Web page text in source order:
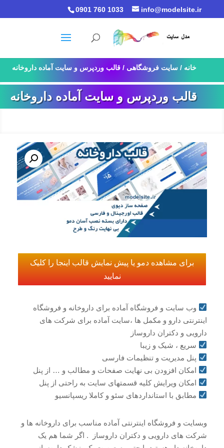
0901 760 1033 info@modelsite.ir
خانه / سایت فروشگاهی / قالب وردپرس و سایت آماده داروخانه
قالب وردپرس و سایت آماده داروخانه
برای مشاهده دمو یا پیش نمایش قالب اینجا را کلیک
نمایید
وب سایت و فروشگاه آماده برای داروخانه و فروشگاه
اینترنتی دارو و مکمل ها ،سایت آماده برای شرکت های
دارویی و دکتران داروساز
سریع ، شیک و زیبا
پنل مدیریت و تنظیمات فارسی
امکان افزودن بی نهایت صفحات و مطالب و … از پنل
امکان ویرایش کلیه قسمتهای سایت به راحتی از پنل
مطابق با استانداردهای سئو و کاملا ریسپانسیو
وبسایت و فروشگاه اینترنتی آماده مناسب برای داروخانه ها و
شرکت های دارویی و دکتران داروساز . اگر شما هم یک